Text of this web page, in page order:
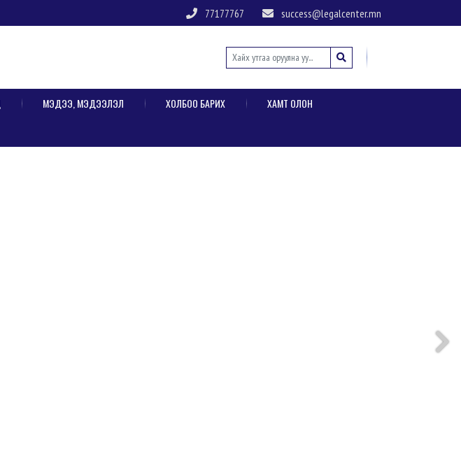
77177767 success@legalcenter.mn
МЭДЭЭ, МЭДЭЭЛЭЛ ХОЛБОО БАРИХ
ХАМТ ОЛОН